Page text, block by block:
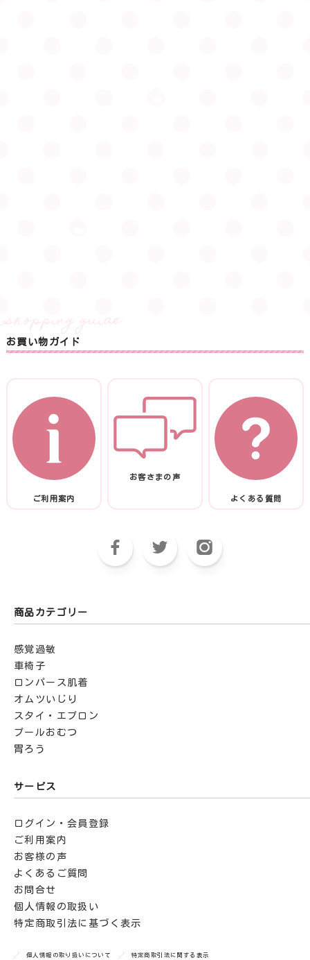
お買い物ガイド
ご利用案内
お客さまの声
よくある質問
商品カテゴリー
感覚過敏
車椅子
ロンパース肌着
オムツいじり
スタイ・エプロン
プールおむつ
胃ろう
サービス
ログイン・会員登録
ご利用案内
お客様の声
よくあるご質問
お問合せ
個人情報の取扱い
特定商取引法に基づく表示
個人情報の取り扱いについて 特定商取引法に関する表示